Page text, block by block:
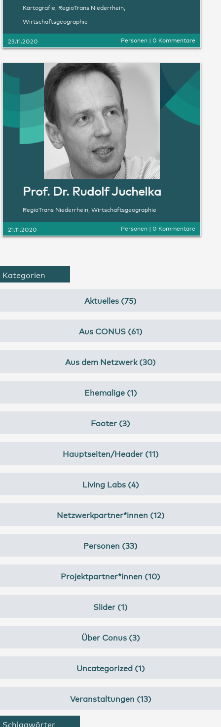
Kartografie RegioTrans Niederrhein
Wirtschaftsgeographie
23.11.2020 Personen | 0 Kommentare
Prof. Dr. Rudolf Juchelka
RegioTrans Niederrhein Wirtschaftsgeographie
21.11.2020 Personen | 0 Kommentare
Kategorien
Aktuelles (75)
Aus CONUS (61)
Aus dem Netzwerk (30)
Ehemalige (1)
Footer (3)
Hauptseiten/Header (11)
Living Labs (4)
Netzwerkpartner*innen (12)
Personen (33)
Projektpartner*innen (10)
Slider (1)
Über Conus (3)
Uncategorized (1)
Veranstaltungen (13)
Schlagwörter